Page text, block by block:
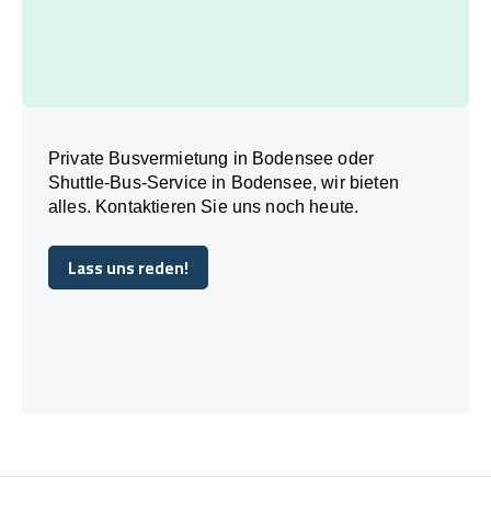
Private Busvermietung in Bodensee oder
Shuttle-Bus-Service in Bodensee, wir bieten
alles. Kontaktieren Sie uns noch heute.
Lass uns reden!
Lass uns reden!